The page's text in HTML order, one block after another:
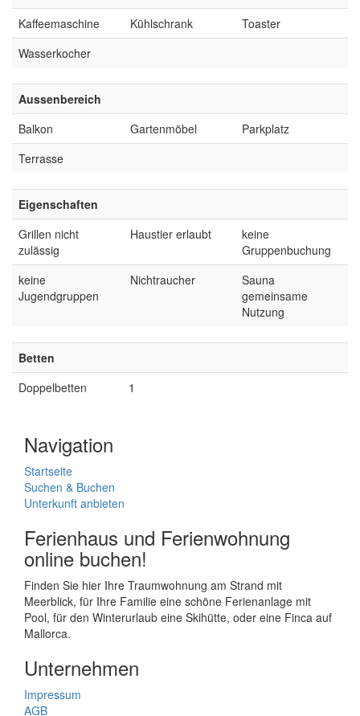
Kaffeemaschine Kühlschrank
Toaster
Wasserkocher
Aussenbereich
Balkon
Gartenmöbel
Parkplatz
Terrasse
Eigenschaften
Grillen nicht
zulässig
Haustier erlaubt
keine
Gruppenbuchung
keine
Jugendgruppen
Nichtraucher
Sauna
gemeinsame
Nutzung
Betten
Doppelbetten
1
Navigation
Startseite
Suchen & Buchen
Unterkunft anbieten
Ferienhaus und Ferienwohnung
online buchen!
Finden Sie hier Ihre Traumwohnung am Strand mit
Meerblick, für Ihre Familie eine schöne Ferienanlage mit
Pool, für den Winterurlaub eine Skihütte, oder eine Finca auf
Mallorca.
Unternehmen
Impressum
AGB